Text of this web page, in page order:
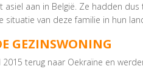
asiel aan in België. Ze hadden
situatie van deze familie in hun
GEZINSWONING
terug naar Oekraïne en